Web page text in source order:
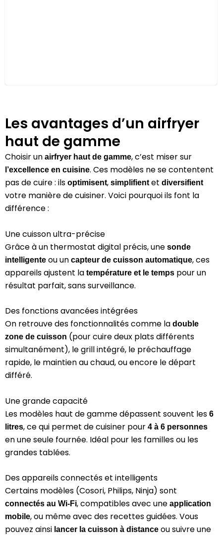
Les avantages d’un airfryer
haut de gamme
Choisir un airfryer haut de gamme, c’est miser sur
l’excellence en cuisine. Ces modèles ne se contentent
pas de cuire : ils optimisent, simplifientet diversifient
votre manière de cuisiner. Voici pourquoi ils font la
différence :
Une cuisson ultra-précise
Grâce à un thermostat digital précis, une sonde
intelligente ou un capteur de cuisson automatique, ces
appareils ajustent la température et le temps pour un
résultat parfait, sans surveillance.
Des fonctions avancées intégrées
On retrouve des fonctionnalités comme la double
zone de cuisson (pour cuire deux plats différents
simultanément), le grill intégré, le préchauffage
rapide, le maintien au chaud, ou encore le départ
différé.
Une grande capacité
Les modèles haut de gamme dépassent souvent les 6
litres, ce qui permet de cuisiner pour 4 à 6 personnes
en une seule fournée. Idéal pour les familles ou les
grandes tablées.
Des appareils connectés et intelligents
Certains modèles (Cosori, Philips, Ninja) sont
connectés au Wi-Fi, compatibles avec une application
mobile, ou même avec des recettes guidées. Vous
pouvez ainsi lancer la cuisson à distance ou suivre une